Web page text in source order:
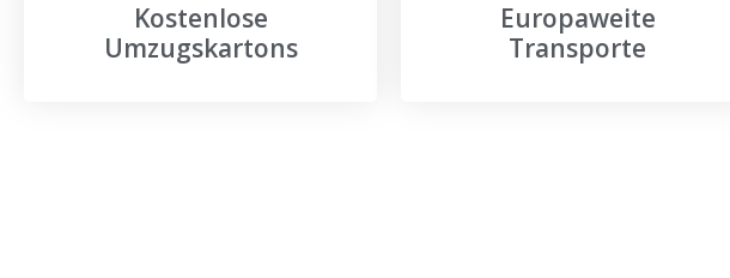
Kostenlose
Umzugskartons
Europaweite
Transporte